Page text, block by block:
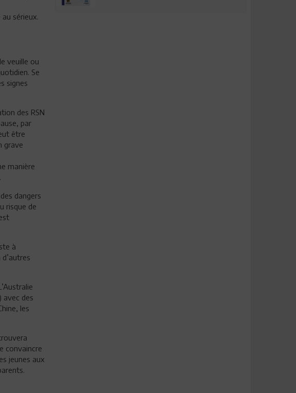
sérieux.
veuille ou
Se
signes
des RSN
par
être
grave
manière
dangers
risque de
à
avec des
les
convaincre
jeunes aux